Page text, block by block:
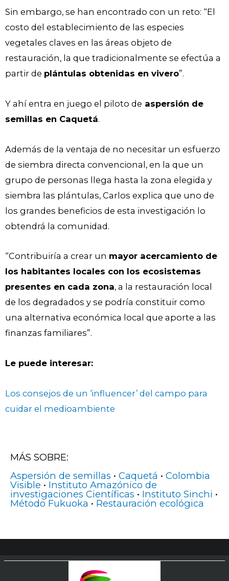
Sin embargo, se han encontrado con un reto: “El
costo del establecimiento de las especies
vegetales claves en las áreas objeto de
restauración, la que tradicionalmente se efectúa a
partir de plántulas obtenidas en vivero”.
Y ahí entra en juego el piloto de aspersión de
semillas en Caquetá.
Además de la ventaja de no necesitar un esfuerzo
de siembra directa convencional, en la que un
grupo de personas llega hasta la zona elegida y
siembra las plántulas, Carlos explica que uno de
los grandes beneficios de esta investigación lo
obtendrá la comunidad.
“Contribuiría a crear un mayor acercamiento de
los habitantes locales con los ecosistemas
presentes en cada zona, a la restauración local
de los degradados y se podría constituir como
una alternativa económica local que aporte a las
finanzas familiares”.
Le puede interesar:
Los consejos de un ‘influencer’ del campo para
cuidar el medioambiente
MÁS SOBRE:
Aspersión de semillas • Caquetá • Colombia
Visible • Instituto Amazónico de
investigaciones Científicas • Instituto Sinchi •
Método Fukuoka • Restauración ecológica